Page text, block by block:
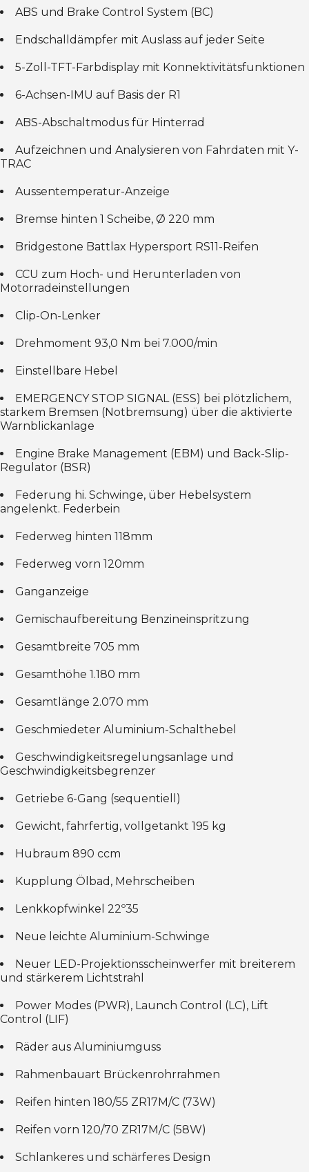
ABS und Brake Control System (BC)
Endschalldämpfer mit Auslass auf jeder Seite
5-Zoll-TFT-Farbdisplay mit Konnektivitätsfunktionen
6-Achsen-IMU auf Basis der R1
ABS-Abschaltmodus für Hinterrad
Aufzeichnen und Analysieren von Fahrdaten mit Y-
TRAC
Aussentemperatur-Anzeige
Bremse hinten 1 Scheibe, Ø 220 mm
Bridgestone Battlax Hypersport RS11-Reifen
CCU zum Hoch- und Herunterladen von
Motorradeinstellungen
Clip-On-Lenker
Drehmoment 93,0 Nm bei 7.000/min
Einstellbare Hebel
EMERGENCY STOP SIGNAL (ESS) bei plötzlichem,
starkem Bremsen (Notbremsung) über die aktivierte
Warnblickanlage
Engine Brake Management (EBM) und Back-Slip-
Regulator (BSR)
Federung hi. Schwinge, über Hebelsystem
angelenkt. Federbein
Federweg hinten 118mm
Federweg vorn 120mm
Ganganzeige
Gemischaufbereitung Benzineinspritzung
Gesamtbreite 705 mm
Gesamthöhe 1.180 mm
Gesamtlänge 2.070 mm
Geschmiedeter Aluminium-Schalthebel
Geschwindigkeitsregelungsanlage und
Geschwindigkeitsbegrenzer
Getriebe 6-Gang (sequentiell)
Gewicht, fahrfertig, vollgetankt 195 kg
Hubraum 890 ccm
Kupplung Ölbad, Mehrscheiben
Lenkkopfwinkel 22º35
Neue leichte Aluminium-Schwinge
Neuer LED-Projektionsscheinwerfer mit breiterem
und stärkerem Lichtstrahl
Power Modes (PWR), Launch Control (LC), Lift
Control (LIF)
Räder aus Aluminiumguss
Rahmenbauart Brückenrohrrahmen
Reifen hinten 180/55 ZR17M/C (73W)
Reifen vorn 120/70 ZR17M/C (58W)
Schlankeres und schärferes Design